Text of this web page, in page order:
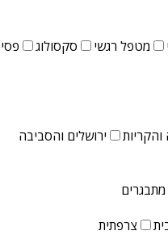
מטפל רגשי סקסולוג
והקריות ירושלים והסביבה
מתבגרים
צרפתית